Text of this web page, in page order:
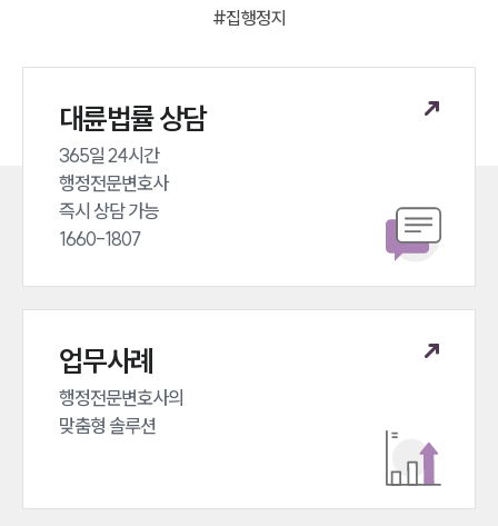
대륜법률상담예약
#집행정지
대륜법률 상담
365일 24시간
행정전문변호사
즉시 상담 가능
1660-1807
업무사례
행정전문변호사의
맞춤형 솔루션